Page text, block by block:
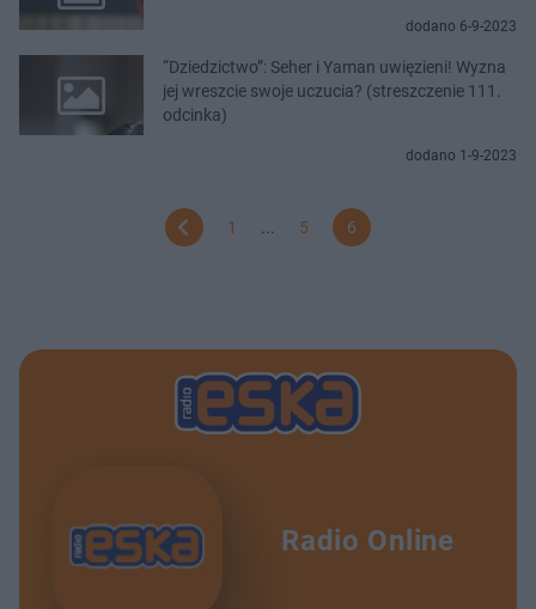
dodano 6-9-2023
“Dziedzictwo”: Seher i Yaman uwięzieni! Wyzna
jej wreszcie swoje uczucia? (streszczenie 111.
odcinka)
dodano 1-9-2023
1 5 6
Radio Online